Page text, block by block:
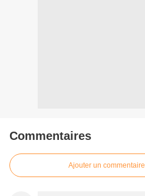
Commentaires
Ajouter un commentaire